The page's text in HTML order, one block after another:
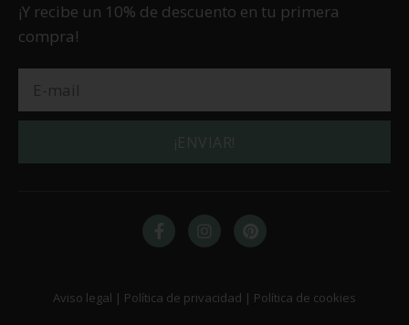
¡Y recibe un 10% de descuento en tu primera
compra!
¡ENVIAR!
Aviso legal | Política de privacidad | Política de cookies